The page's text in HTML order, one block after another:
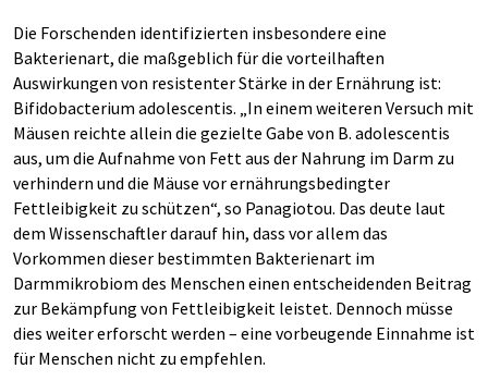
Die Forschenden identifizierten insbesondere eine
Bakterienart, die maßgeblich für die vorteilhaften
Auswirkungen von resistenter Stärke in der Ernährung ist:
Bifidobacterium adolescentis. „In einem weiteren Versuch mit
Mäusen reichte allein die gezielte Gabe von B. adolescentis
aus, um die Aufnahme von Fett aus der Nahrung im Darm zu
verhindern und die Mäuse vor ernährungsbedingter
Fettleibigkeit zu schützen“, so Panagiotou. Das deute laut
dem Wissenschaftler darauf hin, dass vor allem das
Vorkommen dieser bestimmten Bakterienart im
Darmmikrobiom des Menschen einen entscheidenden Beitrag
zur Bekämpfung von Fettleibigkeit leistet. Dennoch müsse
dies weiter erforscht werden – eine vorbeugende Einnahme ist
für Menschen nicht zu empfehlen.